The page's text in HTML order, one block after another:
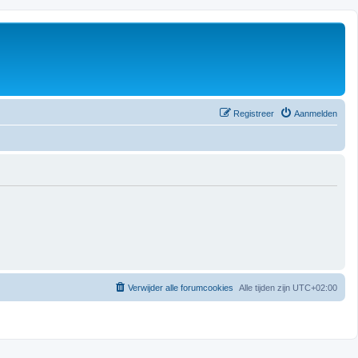
Aanmelden
Registreer
Alle tijden zijn UTC+02:00
Verwijder alle forumcookies